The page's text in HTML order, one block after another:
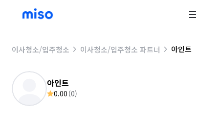
이사청소/입주청소 이사청소/입주청소 파트너 아인트
아인트
0.00 (0)